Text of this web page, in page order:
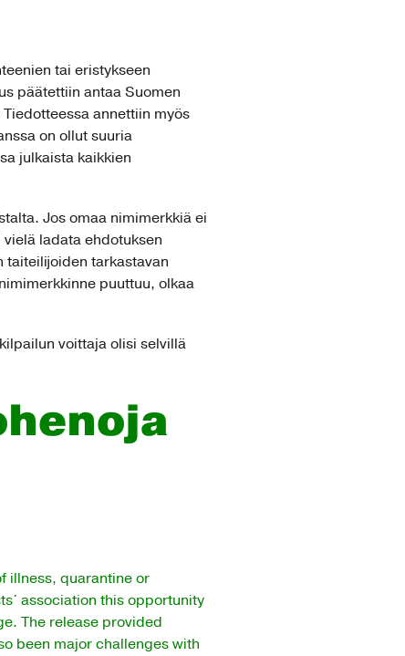
tai eristykseen
päätettiin antaa Suomen
annettiin myös
on ollut suuria
julkaista kaikkien
Jos omaa nimimerkkiä ei
ladata ehdotuksen
taiteilijoiden tarkastavan
puuttuu, olkaa
voittaja olisi selvillä
illness, quarantine or
association this opportunity
The release provided
been major challenges with